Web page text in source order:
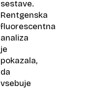
sestave.
Rentgenska
fluorescentna
analiza
je
pokazala,
da
vsebuje